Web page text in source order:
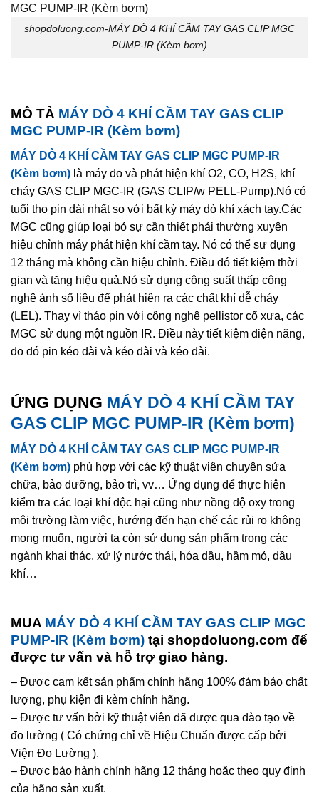
shopdoluong.com-MÁY DÒ 4 KHÍ CẦM TAY GAS CLIP MGC
PUMP-IR (Kèm bơm)
MÔ TẢ MÁY DÒ 4 KHÍ CẦM TAY GAS CLIP
MGC PUMP-IR (Kèm bơm)
MÁY DÒ 4 KHÍ CẦM TAY GAS CLIP MGC PUMP-IR
(Kèm bơm) là máy đo và phát hiện khí O2, CO, H2S, khí
cháy GAS CLIP MGC-IR (GAS CLIP/w PELL-Pump).Nó có
tuổi thọ pin dài nhất so với bất kỳ máy dò khí xách tay.Các
MGC cũng giúp loại bỏ sự cần thiết phải thường xuyên
hiệu chỉnh máy phát hiện khí cầm tay. Nó có thể sư dụng
12 tháng mà không cần hiệu chỉnh. Điều đó tiết kiệm thời
gian và tăng hiệu quả.Nó sử dụng công suất thấp công
nghệ ảnh số liệu để phát hiện ra các chất khí dễ cháy
(LEL). Thay vì tháo pin với công nghệ pellistor cổ xưa, các
MGC sử dụng một nguồn IR. Điều này tiết kiệm điện năng,
do đó pin kéo dài và kéo dài và kéo dài.
ỨNG DỤNG MÁY DÒ 4 KHÍ CẦM TAY
GAS CLIP MGC PUMP-IR (Kèm bơm)
MÁY DÒ 4 KHÍ CẦM TAY GAS CLIP MGC PUMP-IR
(Kèm bơm) phù hợp với các kỹ thuật viên chuyên sửa
chữa, bảo dưỡng, bảo trì, vv… Ứng dụng để thực hiện
kiểm tra các loại khí độc hại cũng như nồng độ oxy trong
môi trường làm việc, hướng đến hạn chế các rủi ro không
mong muốn, người ta còn sử dụng sản phẩm trong các
ngành khai thác, xử lý nước thải, hóa dầu, hầm mỏ, dầu
khí…
MUA MÁY DÒ 4 KHÍ CẦM TAY GAS CLIP MGC
PUMP-IR (Kèm bơm) tại shopdoluong.com để
được tư vấn và hỗ trợ giao hàng.
– Được cam kết sản phẩm chính hãng 100% đảm bảo chất
lượng, phụ kiện đi kèm chính hãng.
– Được tư vấn bởi kỹ thuật viên đã được qua đào tạo về
đo lường ( Có chứng chỉ về Hiệu Chuẩn được cấp bởi
Viện Đo Lường ).
– Được bảo hành chính hãng 12 tháng hoặc theo quy định
của hãng sản xuất.